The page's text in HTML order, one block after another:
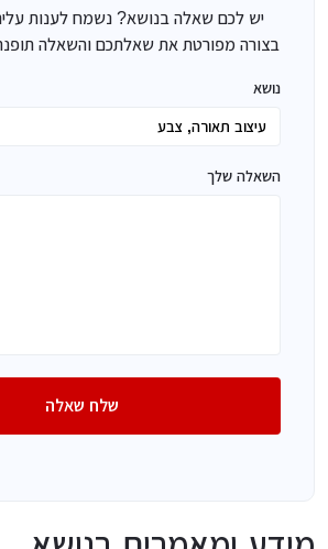
יש לכם שאלה בנושא? נשמח לענות
בצורה מפורטת את שאלתכם והשאלה
נושא
השאלה שלך
שלח שאלה